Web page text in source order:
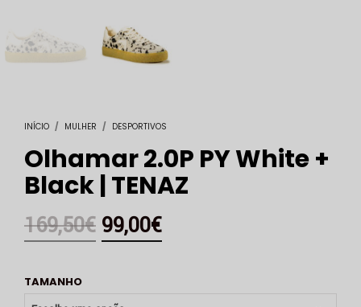
INÍCIO / MULHER / DESPORTIVOS
Olhamar 2.0P PY White +
Black | TENAZ
169,50€ 99,00€
TAMANHO